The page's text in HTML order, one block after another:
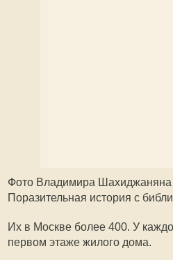
Фото Владимира Шахиджаняна
Поразительная история с
Их в Москве более 400. У
первом этаже жилого дома.